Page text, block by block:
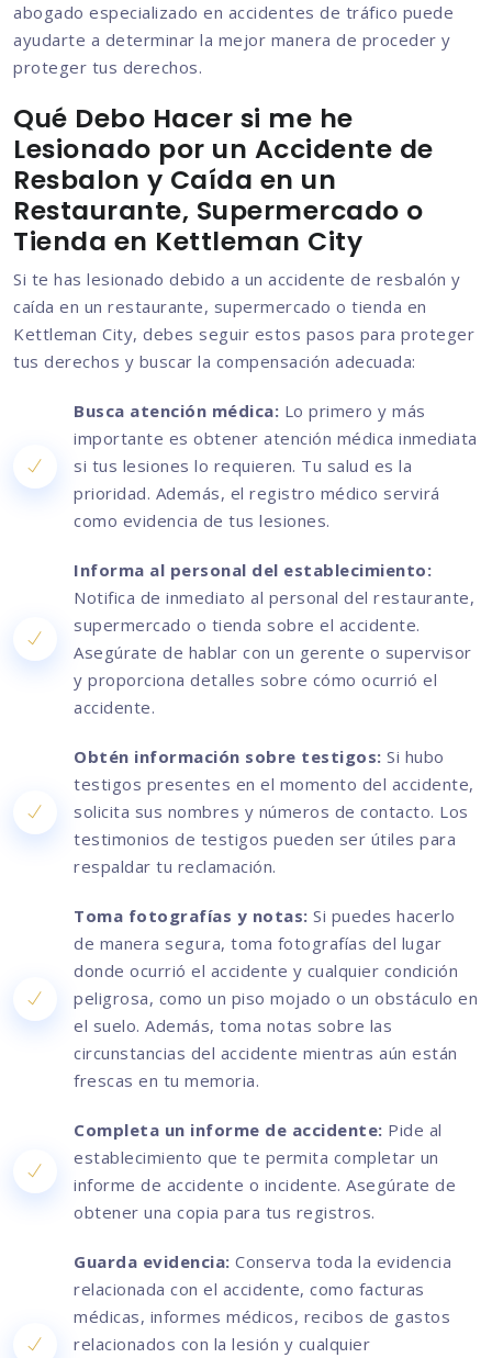
abogado especializado en accidentes de tráfico puede
ayudarte a determinar la mejor manera de proceder y
proteger tus derechos.
Qué Debo Hacer si me he
Lesionado por un Accidente de
Resbalon y Caída en un
Restaurante, Supermercado o
Tienda en Kettleman City
Si te has lesionado debido a un accidente de resbalón y
caída en un restaurante, supermercado o tienda en
Kettleman City, debes seguir estos pasos para proteger
tus derechos y buscar la compensación adecuada:
Busca atención médica: Lo primero y más
importante es obtener atención médica inmediata
si tus lesiones lo requieren. Tu salud es la
prioridad. Además, el registro médico servirá
como evidencia de tus lesiones.
Informa al personal del establecimiento:
Notifica de inmediato al personal del restaurante,
supermercado o tienda sobre el accidente.
Asegúrate de hablar con un gerente o supervisor
y proporciona detalles sobre cómo ocurrió el
accidente.
Obtén información sobre testigos: Si hubo
testigos presentes en el momento del accidente,
solicita sus nombres y números de contacto. Los
testimonios de testigos pueden ser útiles para
respaldar tu reclamación.
Toma fotografías y notas: Si puedes hacerlo
de manera segura, toma fotografías del lugar
donde ocurrió el accidente y cualquier condición
peligrosa, como un piso mojado o un obstáculo en
el suelo. Además, toma notas sobre las
circunstancias del accidente mientras aún están
frescas en tu memoria.
Completa un informe de accidente: Pide al
establecimiento que te permita completar un
informe de accidente o incidente. Asegúrate de
obtener una copia para tus registros.
Guarda evidencia: Conserva toda la evidencia
relacionada con el accidente, como facturas
médicas, informes médicos, recibos de gastos
relacionados con la lesión y cualquier